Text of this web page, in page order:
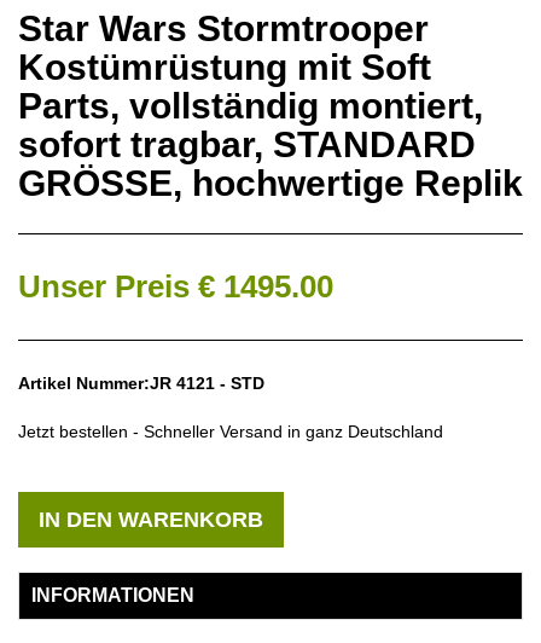
Star Wars Stormtrooper
Kostümrüstung mit Soft
Parts, vollständig montiert,
sofort tragbar, STANDARD
GRÖSSE, hochwertige Replik
Unser Preis € 1495.00
Artikel Nummer:JR 4121 - STD
Jetzt bestellen - Schneller Versand in ganz Deutschland
IN DEN WARENKORB
INFORMATIONEN